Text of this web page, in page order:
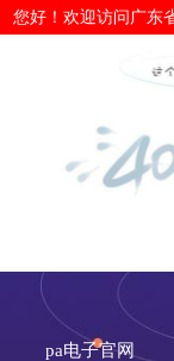
您好！欢迎访问广东
中经社
（
pa电子官网